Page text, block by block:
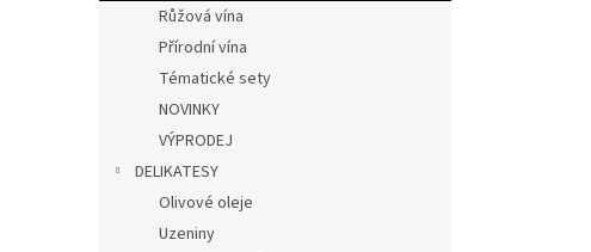
Růžová vína
Přírodní vína
Tématické sety
NOVINKY
VÝPRODEJ
DELIKATESY
Olivové oleje
Uzeniny